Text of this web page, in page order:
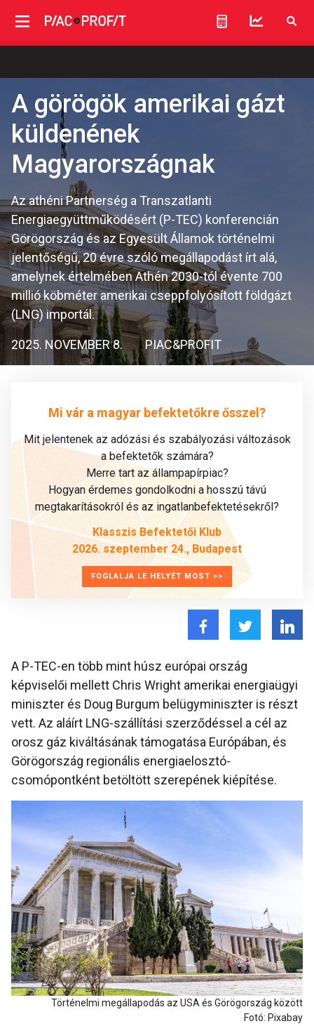
A görögök amerikai gázt
küldenének
Magyarországnak
Az athéni Partnerség a Transzatlanti
Energiaegyüttműködésért (P-TEC) konferencián
Görögország és az Egyesült Államok történelmi
jelentőségű, 20 évre szóló megállapodást írt alá,
amelynek értelmében Athén 2030-tól évente 700
millió köbméter amerikai cseppfolyósított földgázt
(LNG) importál.
2025. NOVEMBER 8. PIAC&PROFIT
Mi vár a magyar befektetőkre ősszel?
Mit jelentenek az adózási és szabályozási változások
a befektetők számára?
Merre tart az állampapírpiac?
Hogyan érdemes gondolkodni a hosszú távú
megtakarításokról és az ingatlanbefektetésekről?
Klasszis Befektetői Klub
2026. szeptember 24., Budapest
FOGLALJA LE HELYÉT MOST >>
A P-TEC-en több mint húsz európai ország
képviselői mellett Chris Wright amerikai energiaügyi
miniszter és Doug Burgum belügyminiszter is részt
vett. Az aláírt LNG-szállítási szerződéssel a cél az
orosz gáz kiváltásának támogatása Európában, és
Görögország regionális energiaelosztó-
csomópontként betöltött szerepének kiépítése.
Történelmi megállapodás az USA és Görögország között
Fotó: Pixabay